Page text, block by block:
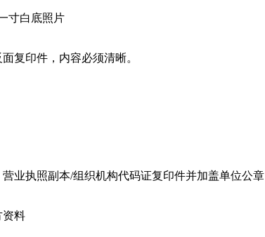
寸白底照片
面复印件，内容必须清晰。
营业执照副本/组织机构代码证复印件并加盖单位公章
资料